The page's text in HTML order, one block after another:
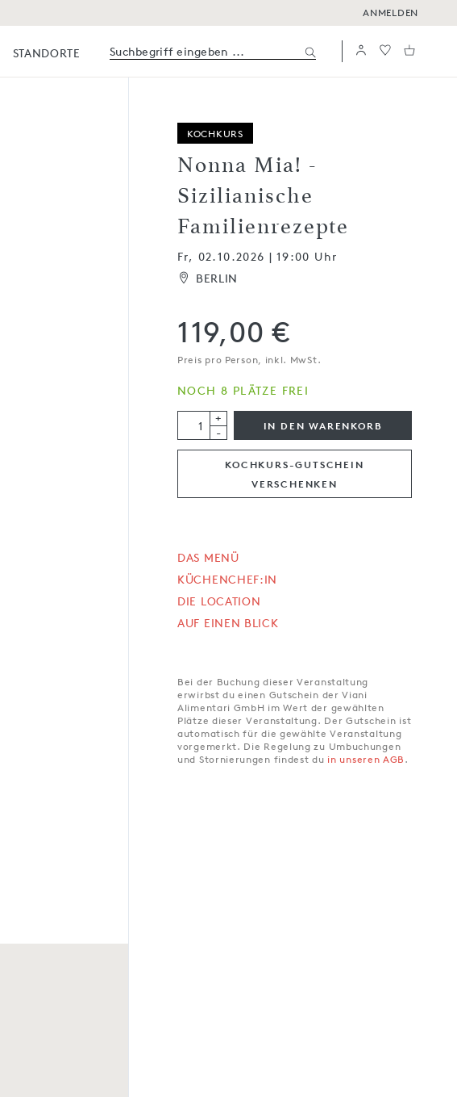
ANMELDEN
STANDORTE
KOCHKURS
Nonna Mia! -
Sizilianische
Familienrezepte
Fr, 02.10.2026 | 19:00 Uhr
BERLIN
119,00 €
Preis pro Person, inkl. MwSt.
NOCH 8 PLÄTZE FREI
+
-
IN DEN WARENKORB
KOCHKURS-GUTSCHEIN
VERSCHENKEN
DAS MENÜ
KÜCHENCHEF:IN
DIE LOCATION
AUF EINEN BLICK
Bei der Buchung dieser Veranstaltung
erwirbst du einen Gutschein der Viani
Alimentari GmbH im Wert der gewählten
Plätze dieser Veranstaltung. Der Gutschein ist
automatisch für die gewählte Veranstaltung
vorgemerkt. Die Regelung zu Umbuchungen
und Stornierungen findest du in unseren AGB .